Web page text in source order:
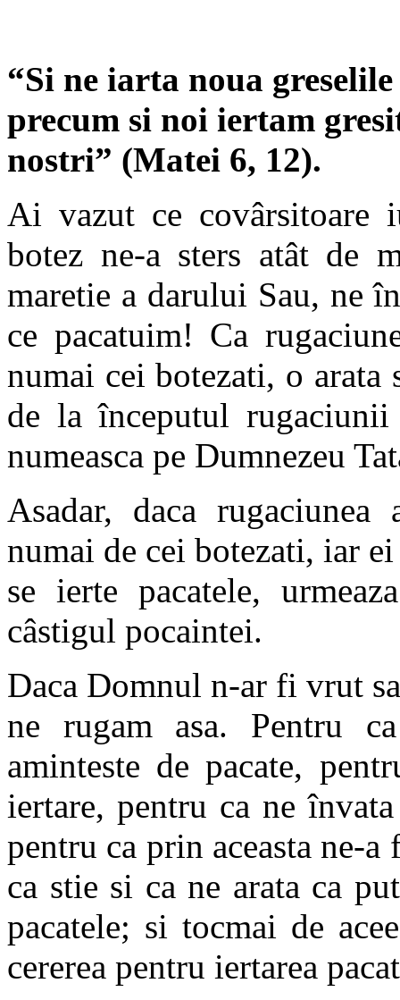
“Si ne iarta noua
precum si noi iertam
nostri” (Matei 6, 12).
Ai vazut ce covârsitoare
botez ne-a sters atât de
maretie a darului Sau, ne
ce pacatuim! Ca
numai cei botezati, o
de la începutul
numeasca pe Dumnezeu
Asadar, daca
numai de cei botezati, iar
se ierte pacatele,
câstigul pocaintei.
Daca Domnul n-ar fi vrut
ne rugam asa. Pentru
aminteste de pacate,
iertare, pentru ca ne
pentru ca prin aceasta ne-
ca stie si ca ne arata ca
pacatele; si tocmai de
cererea pentru iertarea